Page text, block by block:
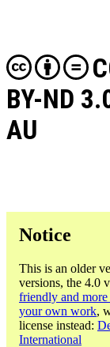
BY-ND
AU
Notice
This is an older
versions, the 4.0
friendly and
your own work,
license instead:
International